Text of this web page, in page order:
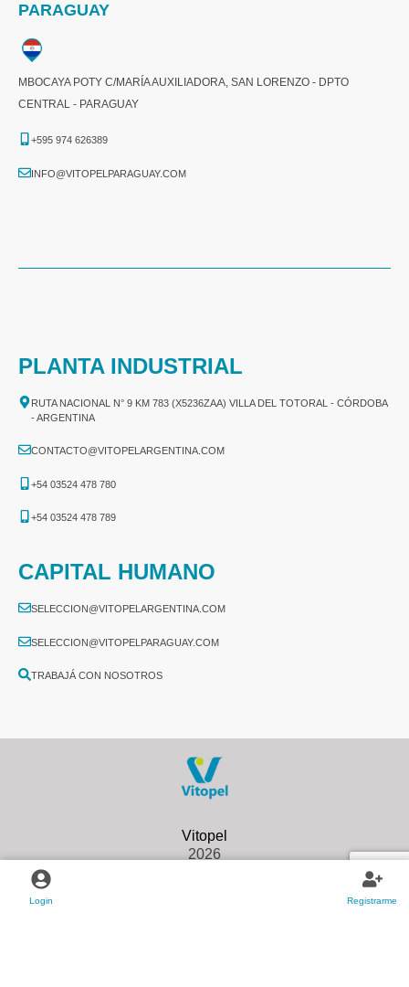
Login Registrarme
PARAGUAY
MBOCAYA POTY C/MARÍA AUXILIADORA, SAN LORENZO - DPTO
CENTRAL - PARAGUAY
+595 974 626389
INFO@VITOPELPARAGUAY.COM
PLANTA INDUSTRIAL
RUTA NACIONAL N° 9 KM 783 (X5236ZAA) VILLA DEL TOTORAL - CÓRDOBA
- ARGENTINA
CONTACTO@VITOPELARGENTINA.COM
+54 03524 478 780​
+54 03524 478 789​
CAPITAL HUMANO
SELECCION@VITOPELARGENTINA.COM
SELECCION@VITOPELPARAGUAY.COM
TRABAJÁ CON NOSOTROS
2026